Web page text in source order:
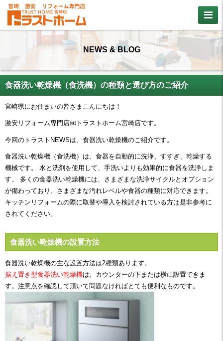
NEWS & BLOG
食器洗い乾燥機（食洗機）の種類と選び方のご紹介
宮崎県にお住まいの皆さまこんにちは！
激安リフォーム専門店㈱トラストホーム宮崎店です。
今回のトラストNEWSは、食器洗い乾燥機のご紹介です。
食器洗い乾燥機（食洗機）は、 食器を自動的に洗浄、 すすぎ、 乾燥する
機械です。
水と洗剤を使用して、 手洗いよりも効果的に食器を洗浄しま
す。
多くの食器洗い乾燥機には、 さまざまな洗浄サイクルとオプション
が備わっており、 さまざまな汚れレベルや食器の種類に対応できます。
キッチンリフォームの際に取替や導入を検討されている方は是非参考に
されてください。
食器洗い乾燥機の設置方法
食器洗い乾燥機の主な設置方法は2種類あります。
据え置き型食器洗い乾燥機は、 カウンターの下または横に設置できま
す。注意点を確認して頂いて問題なければとても便利なものです。